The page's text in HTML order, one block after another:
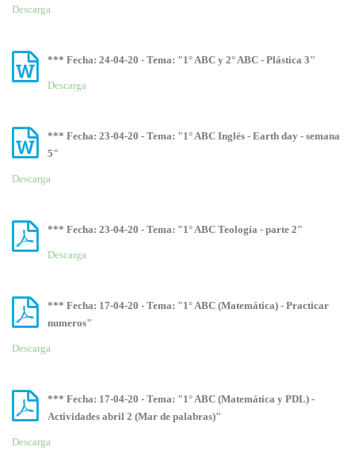
Descarga
*** Fecha: 24-04-20 - Tema: "1° ABC y 2° ABC - Plástica 3"
Descarga
*** Fecha: 23-04-20 - Tema: "1° ABC Inglés - Earth day - semana
5"
Descarga
*** Fecha: 23-04-20 - Tema: "1° ABC Teología - parte 2"
Descarga
*** Fecha: 17-04-20 - Tema: "1° ABC (Matemática) - Practicar
numeros"
Descarga
*** Fecha: 17-04-20 - Tema: "1° ABC (Matemática y PDL) -
Actividades abril 2 (Mar de palabras)"
Descarga